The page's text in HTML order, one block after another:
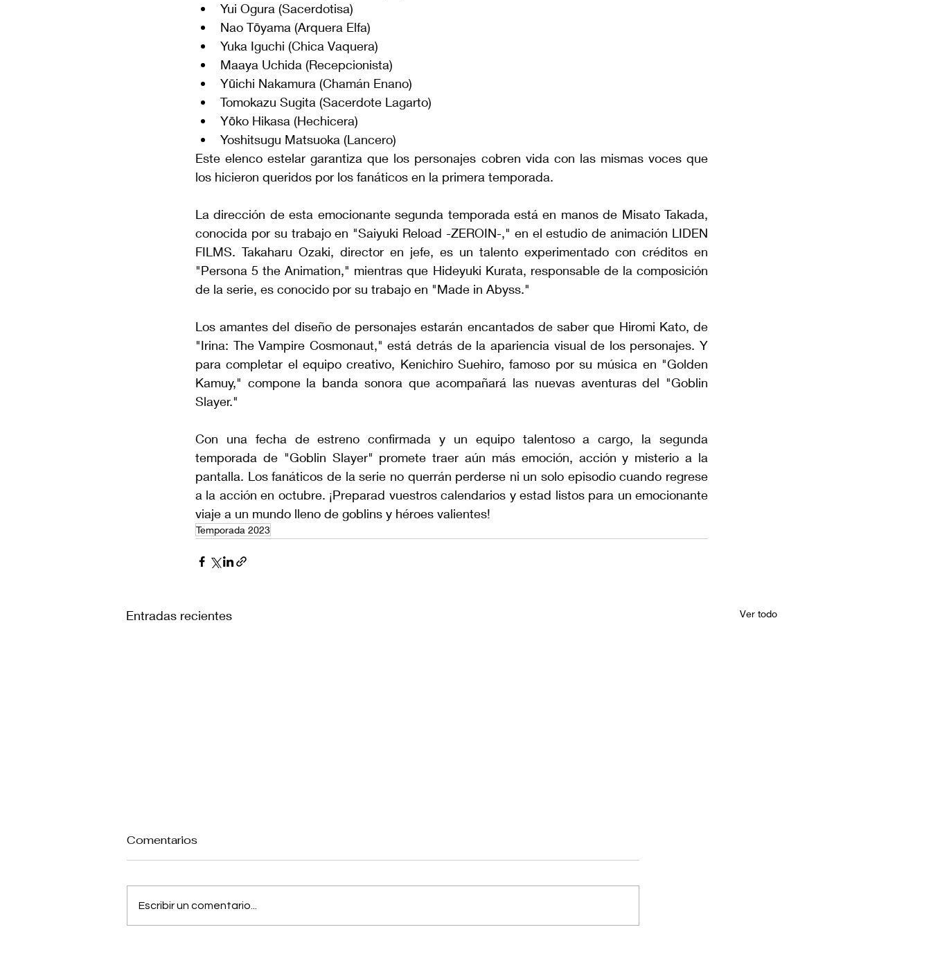
Yui Ogura (Sacerdotisa)
Nao Tōyama (Arquera Elfa)
Yuka Iguchi (Chica Vaquera)
Maaya Uchida (Recepcionista)
Yūichi Nakamura (Chamán Enano)
Tomokazu Sugita (Sacerdote Lagarto)
Yōko Hikasa (Hechicera)
Yoshitsugu Matsuoka (Lancero)
Este elenco estelar garantiza que los personajes cobren vida con las mismas voces que
los hicieron queridos por los fanáticos en la primera temporada.
La dirección de esta emocionante segunda temporada está en manos de Misato Takada,
conocida por su trabajo en "Saiyuki Reload -ZEROIN-," en el estudio de animación LIDEN
FILMS. Takaharu Ozaki, director en jefe, es un talento experimentado con créditos en
"Persona 5 the Animation," mientras que Hideyuki Kurata, responsable de la composición
de la serie, es conocido por su trabajo en "Made in Abyss."
Los amantes del diseño de personajes estarán encantados de saber que Hiromi Kato, de
"Irina: The Vampire Cosmonaut," está detrás de la apariencia visual de los personajes. Y
para completar el equipo creativo, Kenichiro Suehiro, famoso por su música en "Golden
Kamuy," compone la banda sonora que acompañará las nuevas aventuras del "Goblin
Slayer."
Con una fecha de estreno confirmada y un equipo talentoso a cargo, la segunda
temporada de "Goblin Slayer" promete traer aún más emoción, acción y misterio a la
pantalla. Los fanáticos de la serie no querrán perderse ni un solo episodio cuando regrese
a la acción en octubre. ¡Preparad vuestros calendarios y estad listos para un emocionante
viaje a un mundo lleno de goblins y héroes valientes!
Temporada 2023
Entradas recientes Ver todo
Comentarios
Escribir un comentario...